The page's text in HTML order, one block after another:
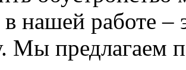
в нашей работе
Мы предлагаем